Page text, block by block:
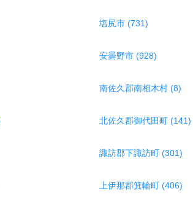
塩尻市 (731)
安曇野市 (928)
南佐久郡南相木村 (8)
北佐久郡御代田町 (141)
諏訪郡下諏訪町 (301)
上伊那郡箕輪町 (406)